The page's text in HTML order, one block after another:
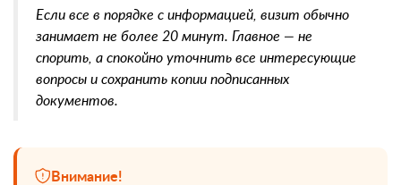
Если все в порядке с информацией, визит обычно
занимает не более 20 минут. Главное — не
спорить, а спокойно уточнить все интересующие
вопросы и сохранить копии подписанных
документов.
Внимание!